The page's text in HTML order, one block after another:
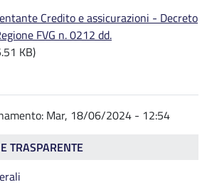
Credito e assicurazioni - Decreto
FVG n. 0212 dd.
KB)
Mar, 18/06/2024 - 12:54
trasparente
TRASPARENTE